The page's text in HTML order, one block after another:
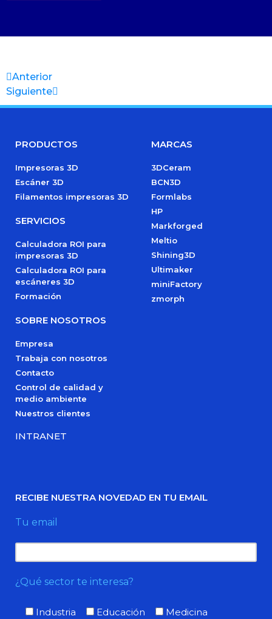
Anterior
Siguiente
PRODUCTOS
Impresoras 3D
Escáner 3D
Filamentos impresoras 3D
SERVICIOS
Calculadora ROI para
impresoras 3D
Calculadora ROI para
escáneres 3D
Formación
SOBRE NOSOTROS
Empresa
Trabaja con nosotros
Contacto
Control de calidad y
medio ambiente
Nuestros clientes
INTRANET
MARCAS
3DCeram
BCN3D
Formlabs
HP
Markforged
Meltio
Shining3D
Ultimaker
miniFactory
zmorph
RECIBE NUESTRA NOVEDAD EN TU EMAIL
Tu email
¿Qué sector te interesa?
Industria Educación Medicina